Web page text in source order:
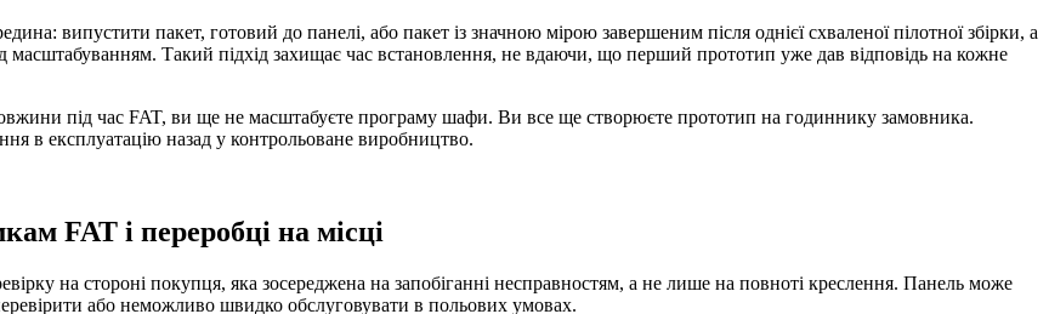
випустити пакет, готовий до панелі, або пакет із значною мірою завершеним після однієї схваленої пілотної збірки, а
масштабуванням. Такий підхід захищає час встановлення, не вдаючи, що перший прототип уже дав відповідь на кожне
під час FAT, ви ще не масштабуєте програму шафи. Ви все ще створюєте прототип на годиннику замовника.
в експлуатацію назад у контрольоване виробництво.
FAT і переробці на місці
на стороні покупця, яка зосереджена на запобіганні несправностям, а не лише на повноті креслення. Панель може
або неможливо швидко обслуговувати в польових умовах.